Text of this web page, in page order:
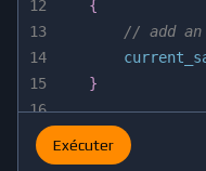
12
13
14
15
16
17
18
{
// add
}
// If the
if (
Exécuter